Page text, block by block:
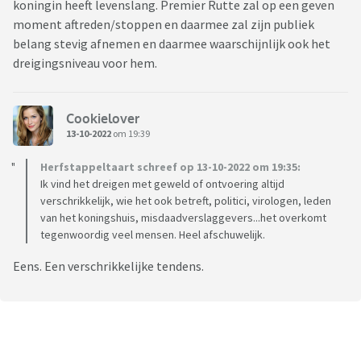
koningin heeft levenslang. Premier Rutte zal op een geven
moment aftreden/stoppen en daarmee zal zijn publiek
belang stevig afnemen en daarmee waarschijnlijk ook het
dreigingsniveau voor hem.
Cookielover
13-10-2022 om 19:39
Herfstappeltaart schreef op 13-10-2022 om 19:35:
Ik vind het dreigen met geweld of ontvoering altijd
verschrikkelijk, wie het ook betreft, politici, virologen, leden
van het koningshuis, misdaadverslaggevers...het overkomt
tegenwoordig veel mensen. Heel afschuwelijk.
Eens. Een verschrikkelijke tendens.